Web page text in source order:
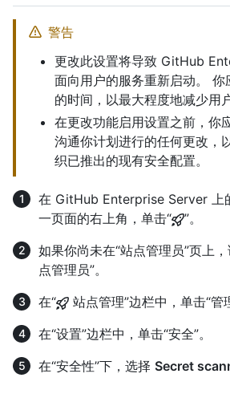
警告
更改此设置将导致 GitHub
面向用户的服务重新启动。 你
的时间，以最大程度地减少用
在更改功能启用设置之前，你
沟通你计划进行的任何更改，
织已推出的现有安全配置。
在 GitHub Enterprise Server 上
一页面的右上角，单击“
”。
如果你尚未在“站点管理员”页上
点管理员”。
在“
站点管理”边栏中，单击“管
在“设置”边栏中，单击“安全”。
在“安全性”下，选择 Secret